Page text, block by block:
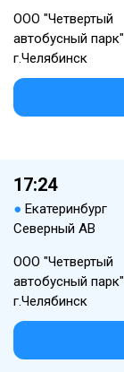
ООО "Четвертый
автобусный парк"
г.Челябинск
17:24
● Екатеринбург
Северный АВ
ООО "Четвертый
автобусный парк"
г.Челябинск